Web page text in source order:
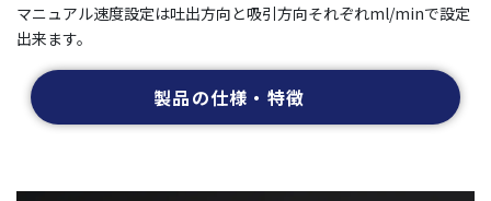
マニュアル速度設定は吐出方向と吸引方向それぞれml/minで設定
出来ます。
製品の仕様・特徴